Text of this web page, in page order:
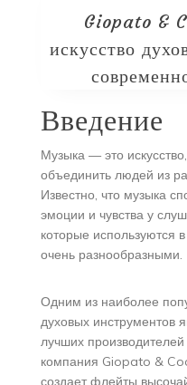
Giopato &
искусство
Введение
Музыка — это
объединить людей из
Известно, что музыка
эмоции и чувства у
которые используются
очень разнообразными.
Одним из наиболее
духовых инструментов
лучших
компания Giopato &
создает флейты